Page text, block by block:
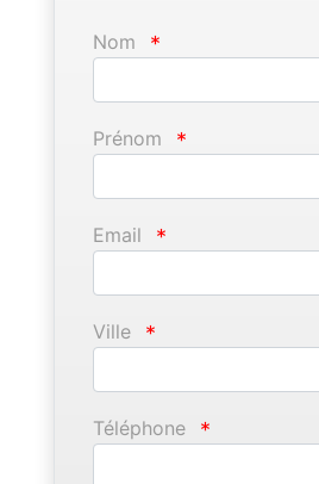
Nom *
Prénom *
Email *
Ville *
Téléphone *